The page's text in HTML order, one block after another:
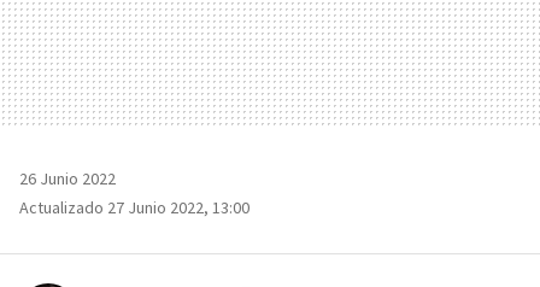
26 Junio 2022
Actualizado 27 Junio 2022, 13:00